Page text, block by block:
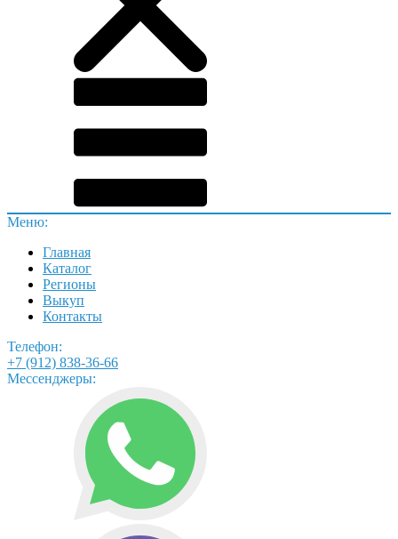
Меню:
Главная
Каталог
Регионы
Выкуп
Контакты
Телефон:
+7 (912) 838-36-66
Мессенджеры: